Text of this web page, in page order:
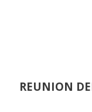
REUNION